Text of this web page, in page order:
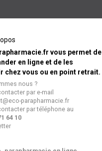
vous permet de
en ligne et de les
chez vous ou en point retrait.
nous ?
par e-mail
@eco-parapharmacie.fr
par téléphone au
64 10